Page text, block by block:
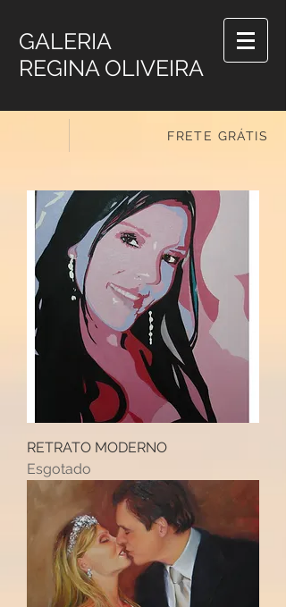
GALERIA
REGINA OLIVEIRA
FRETE GRÁTIS
RETRATO MODERNO
Esgotado